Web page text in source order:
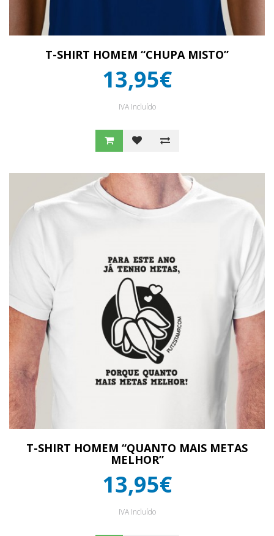
T-SHIRT HOMEM “CHUPA MISTO”
13,95€
IVA Incluído
T-SHIRT HOMEM “QUANTO MAIS METAS
MELHOR”
13,95€
IVA Incluído